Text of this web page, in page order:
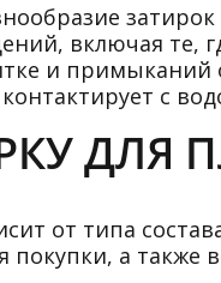
включая те,
и примыканий
с
ДЛЯ
от типа
покупки, а также